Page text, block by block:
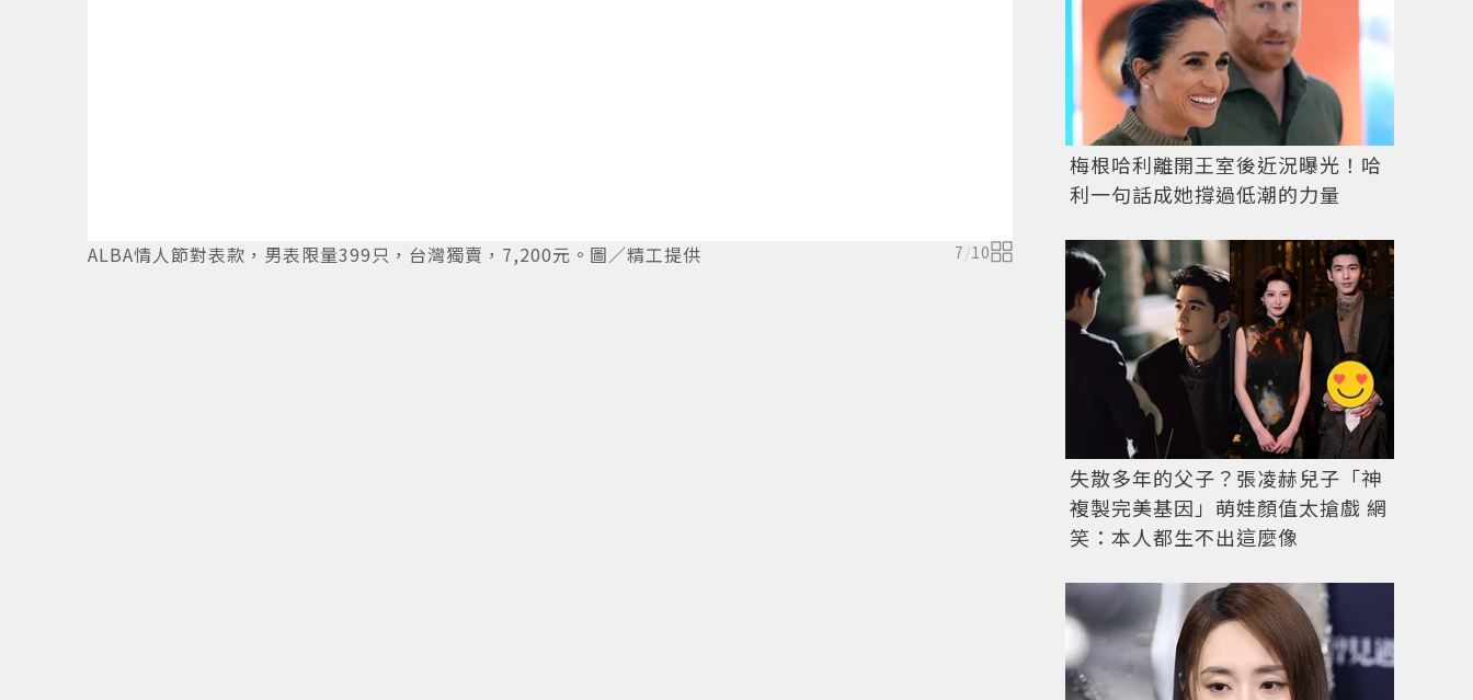
ALBA情人節對表款，男表限量399只，台灣獨賣，7,200元。圖／精工提供 7 /10
梅根哈利離開王室後近況曝光！哈
利一句話成她撐過低潮的力量
失散多年的父子？張凌赫兒子「神
複製完美基因」萌娃顏值太搶戲 網
笑：本人都生不出這麼像